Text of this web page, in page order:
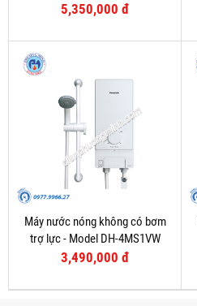
5,350,000 đ
Máy nước nóng không có bơm
trợ lực - Model DH-4MS1VW
3,490,000 đ